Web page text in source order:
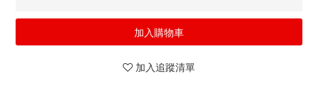
加入購物車
加入追蹤清單